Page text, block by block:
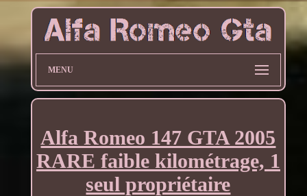
MENU
Alfa Romeo 147 GTA 2005
RARE faible kilométrage, 1
seul propriétaire